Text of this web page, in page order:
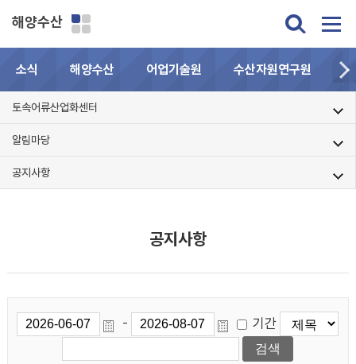
해양수산
소식 해양수산 어업기술원 수산자원연구원
토속어류산업화센터
알림마당
공지사항
공지사항
- 기간